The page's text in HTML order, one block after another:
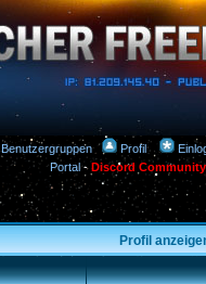
Benutzergruppen Profil
Portal-Discord Community
Profil